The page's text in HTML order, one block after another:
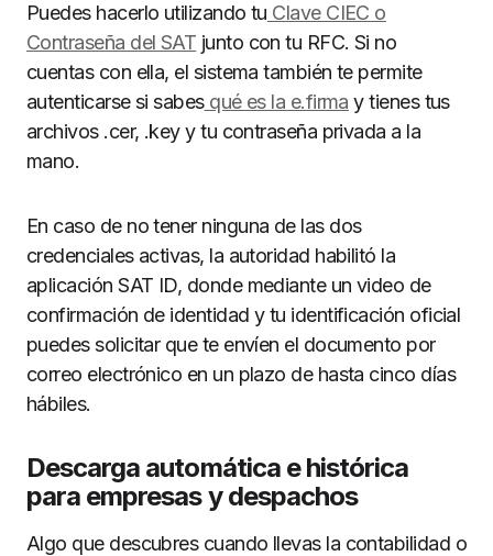
Puedes hacerlo utilizando tu Clave CIEC o
Contraseña del SAT junto con tu RFC. Si no
cuentas con ella, el sistema también te permite
autenticarse si sabesqué es la e.firma y tienes tus
archivos .cer, .key y tu contraseña privada a la
mano.
En caso de no tener ninguna de las dos
credenciales activas, la autoridad habilitó la
aplicación SAT ID, donde mediante un video de
confirmación de identidad y tu identificación oficial
puedes solicitar que te envíen el documento por
correo electrónico en un plazo de hasta cinco días
hábiles.
Descarga automática e histórica
para empresas y despachos
Algo que descubres cuando llevas la contabilidad o